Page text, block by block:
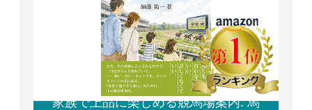
家族で上品に楽しめる競馬場案内: 馬